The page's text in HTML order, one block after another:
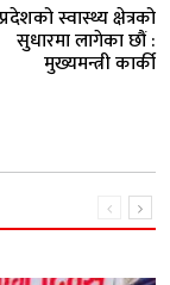
स्वास्थ्य क्षेत्रको
सुधारमा लागेका छौं :
मुख्यमन्त्री कार्की